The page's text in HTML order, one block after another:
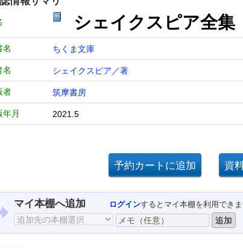
シェイクスピア全
名 ちくま文庫
名 シェイクスピア／著
者 筑摩書房
年月 2021.5
マイ本棚へ追加 ログインするとマイ本棚を利用できま